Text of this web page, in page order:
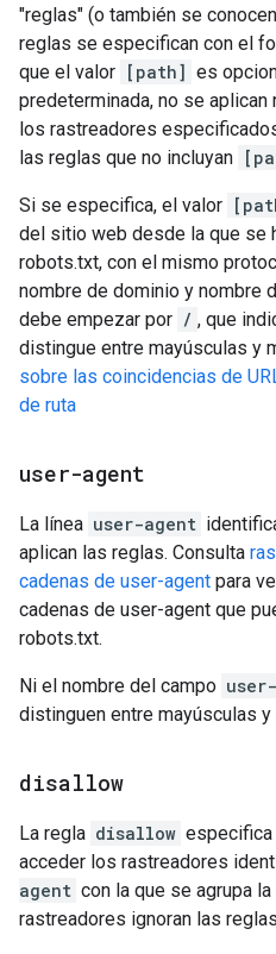
"reglas" (o también se
reglas se especifican con el
que el valor [path] es
predeterminada, no se
los rastreadores
las reglas que no incluyan
Si se especifica, el valor
del sitio web desde la que se
robots.txt, con el mismo
nombre de dominio y nombre
debe empezar por / , que
distingue entre mayúsculas y
sobre las coincidencias de
de ruta
user-agent
La línea user-agent
aplican las reglas. Consulta
cadenas de user-agent para
cadenas de user-agent que
robots.txt.
Ni el nombre del campo
distinguen entre mayúsculas y
disallow
La regla disallow especifica
acceder los rastreadores
agent con la que se agrupa
rastreadores ignoran las